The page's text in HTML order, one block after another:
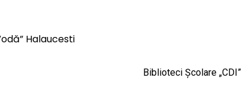
Halaucesti
Biblioteci Școlare „CDI”